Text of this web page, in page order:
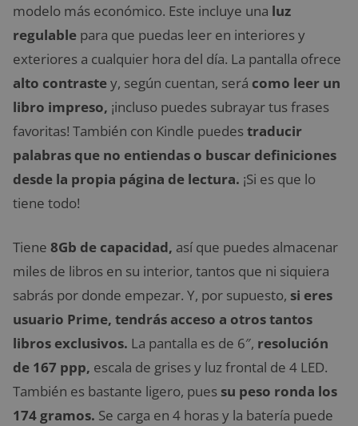
modelo más económico. Este incluye una luz
regulable para que puedas leer en interiores y
exteriores a cualquier hora del día. La pantalla ofrece
alto contrastey, según cuentan, será como leer un
libro impreso, ¡incluso puedes subrayar tus frases
favoritas! También con Kindle puedestraducir
palabras que no entiendas o buscar definiciones
desde la propia página de lectura. ¡Si es que lo
tiene todo!
Tiene 8Gb de capacidad, así que puedes almacenar
miles de libros en su interior, tantos que ni siquiera
sabrás por donde empezar. Y, por supuesto, si eres
usuario Prime, tendrás acceso a otros tantos
libros exclusivos. La pantalla es de 6″, resolución
de 167 ppp, escala de grises y luz frontal de 4 LED.
También es bastante ligero, pues su peso ronda los
174 gramos. Se carga en 4 horas y la batería puede